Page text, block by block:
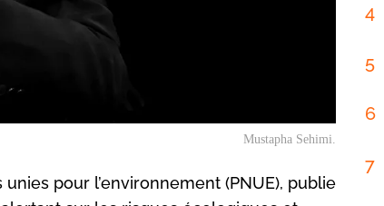
Mustapha Sehimi.
pour l’environnement (PNUE), publie
4
5
6
7